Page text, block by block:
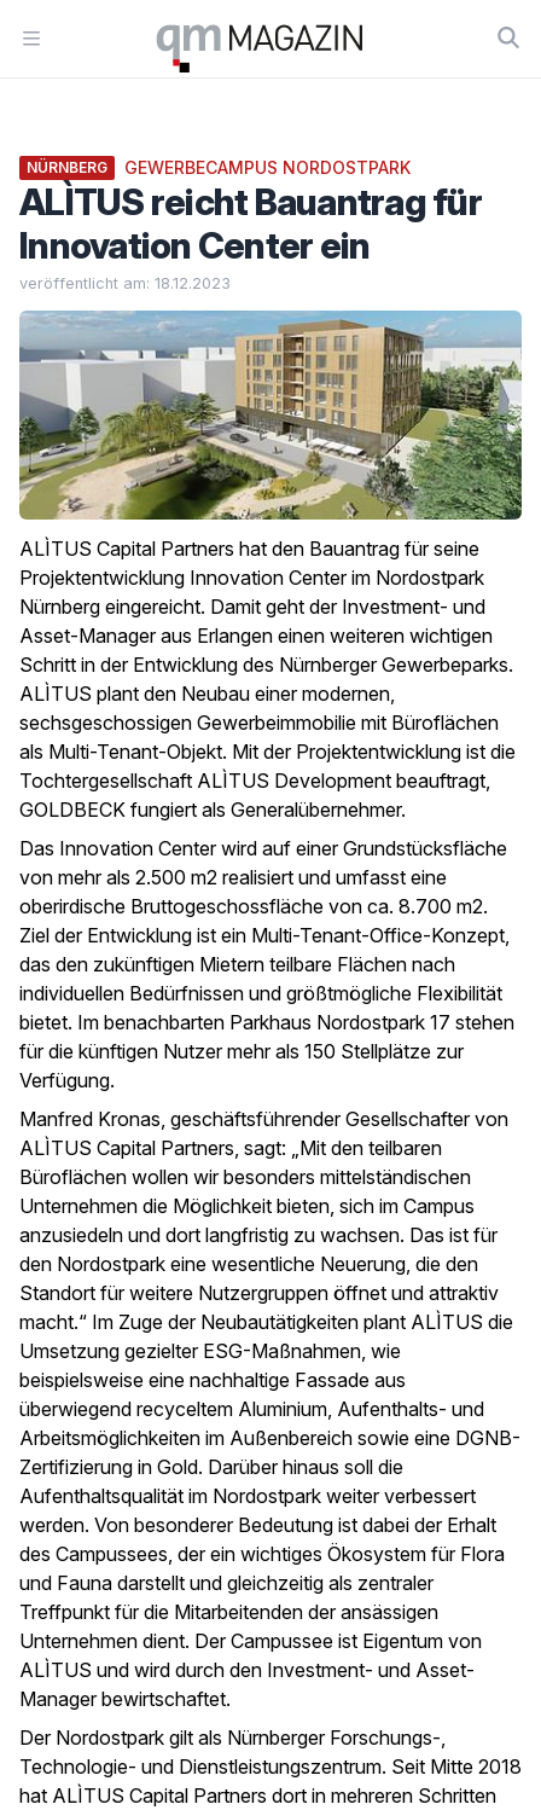
Open menu
Workflow
NÜRNBERG GEWERBECAMPUS NORDOSTPARK
ALÌTUS reicht Bauantrag für
Innovation Center ein
veröffentlicht am: 18.12.2023
ALÌTUS Capital Partners hat den Bauantrag für seine
Projektentwicklung Innovation Center im Nordostpark
Nürnberg eingereicht. Damit geht der Investment- und
Asset-Manager aus Erlangen einen weiteren wichtigen
Schritt in der Entwicklung des Nürnberger Gewerbeparks.
ALÌTUS plant den Neubau einer modernen,
sechsgeschossigen Gewerbeimmobilie mit Büroflächen
als Multi-Tenant-Objekt. Mit der Projektentwicklung ist die
Tochtergesellschaft ALÌTUS Development beauftragt,
GOLDBECK fungiert als Generalübernehmer.
Das Innovation Center wird auf einer Grundstücksfläche
von mehr als 2.500 m2 realisiert und umfasst eine
oberirdische Bruttogeschossfläche von ca. 8.700 m2.
Ziel der Entwicklung ist ein Multi-Tenant-Office-Konzept,
das den zukünftigen Mietern teilbare Flächen nach
individuellen Bedürfnissen und größtmögliche Flexibilität
bietet. Im benachbarten Parkhaus Nordostpark 17 stehen
für die künftigen Nutzer mehr als 150 Stellplätze zur
Verfügung.
Manfred Kronas, geschäftsführender Gesellschafter von
ALÌTUS Capital Partners, sagt: „Mit den teilbaren
Büroflächen wollen wir besonders mittelständischen
Unternehmen die Möglichkeit bieten, sich im Campus
anzusiedeln und dort langfristig zu wachsen. Das ist für
den Nordostpark eine wesentliche Neuerung, die den
Standort für weitere Nutzergruppen öffnet und attraktiv
macht.“ Im Zuge der Neubautätigkeiten plant ALÌTUS die
Umsetzung gezielter ESG-Maßnahmen, wie
beispielsweise eine nachhaltige Fassade aus
überwiegend recyceltem Aluminium, Aufenthalts- und
Arbeitsmöglichkeiten im Außenbereich sowie eine DGNB-
Zertifizierung in Gold. Darüber hinaus soll die
Aufenthaltsqualität im Nordostpark weiter verbessert
werden. Von besonderer Bedeutung ist dabei der Erhalt
des Campussees, der ein wichtiges Ökosystem für Flora
und Fauna darstellt und gleichzeitig als zentraler
Treffpunkt für die Mitarbeitenden der ansässigen
Unternehmen dient. Der Campussee ist Eigentum von
ALÌTUS und wird durch den Investment- und Asset-
Manager bewirtschaftet.
Der Nordostpark gilt als Nürnberger Forschungs-,
Technologie- und Dienstleistungszentrum. Seit Mitte 2018
hat ALÌTUS Capital Partners dort in mehreren Schritten